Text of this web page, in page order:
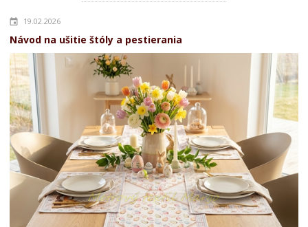
19.02.2026
Návod na ušitie štóly a pestierania